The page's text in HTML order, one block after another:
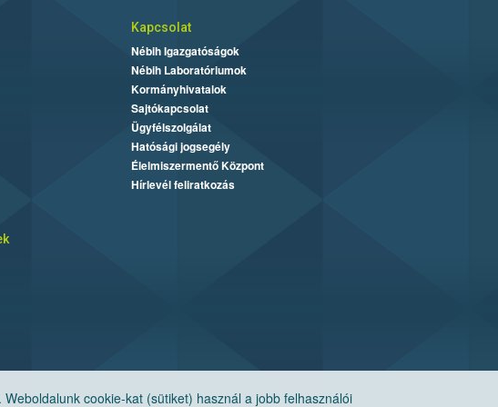
cookie-kat (sütiket) használ a jobb felhasználói
Kapcsolat
Nébih Igazgatóságok
Nébih Laboratóriumok
Kormányhivatalok
Sajtókapcsolat
Ügyfélszolgálat
Hatósági jogsegély
Élelmiszermentő Központ
Hírlevél feliratkozás